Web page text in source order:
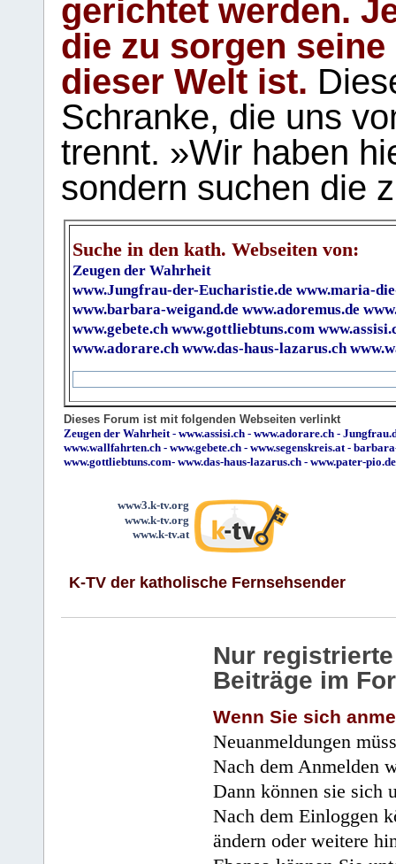
gerichtet werden.
die zu sorgen
dieser Welt ist.
Schranke, die uns
trennt. »Wir haben
sondern suchen die
Suche in den kath. Webseiten von:
Zeugen der Wahrheit
www.Jungfrau-der-Eucharistie.de www.maria-
www.barbara-weigand.de www.adoremus.de
www.gebete.ch www.gottliebtuns.com
www.adorare.ch www.das-haus-lazarus.ch
Dieses Forum ist mit folgenden Webseiten verlinkt
Zeugen der Wahrheit- www.assisi.ch - www.adorare.ch -
www.wallfahrten.ch - www.gebete.ch - www.segenskreis.at-
www.gottliebtuns.com- www.das-haus-lazarus.ch - www.pater-pio.de
www3.k-tv.org
www.k-tv.org
www.k-tv.at
K-TV der katholische Fernsehsender
Nur
Beiträge im
Wenn Sie sich
Neuanmeldungen
Nach dem Anmelden
Dann können sie sich
Nach dem Einloggen
ändern oder weitere